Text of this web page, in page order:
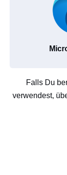
Falls Du
verwendest,